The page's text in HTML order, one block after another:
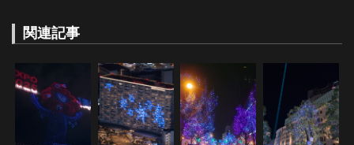
ビ
ゲ
ー
関連記事